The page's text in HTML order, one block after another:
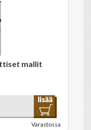
mallit
Varastossa